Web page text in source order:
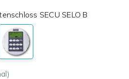
SECU SELO B